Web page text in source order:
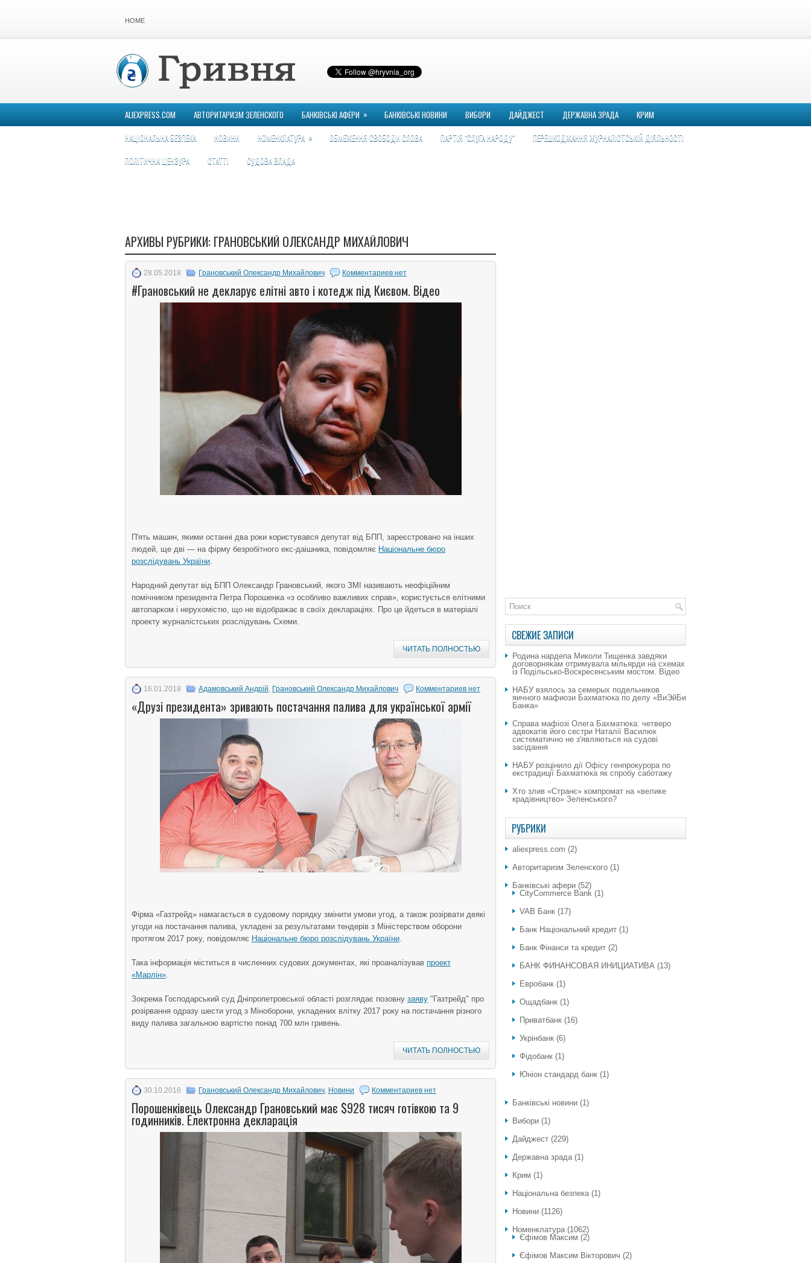
HOME
ALIEXPRESS.COM АВТОРИТАРИЗМ ЗЕЛЕНСКОГО БАНКІВСЬКІ АФЕРИ » БАНКІВСЬКІ НОВИНИ ВИБОРИ ДАЙДЖЕСТ ДЕРЖАВНА ЗРАДА
КРИМ
НАЦІОНАЛЬНА БЕЗПЕКА
НОВИНИ НОМЕНКЛАТУРА » ОБМЕЖЕННЯ СВОБОДИ СЛОВА ПАРТІЯ "СЛУГА НАРОДУ"
ПЕРЕШКОДЖАННЯ ЖУРНАЛІСТСЬКІЙ ДІЯЛЬНОСТІ
ПОЛІТИЧНА ЦЕНЗУРА
СТАТТІ СУДОВА ВЛАДА
АРХИВЫ РУБРИКИ: ГРАНОВСЬКИЙ ОЛЕКСАНДР МИХАЙЛОВИЧ
28.05.2018 Грановський Олександр Михайлович Комментариев нет
#Грановський не декларує елітні авто і котедж під Києвом. Відео
П'ять машин, якими останні два роки користувався депутат від БПП, зареєстровано на інших
людей, ще дві — на фірму безробітного екс-даішника, повідомляє Національне бюро
розслідувань України.
Народний депутат від БПП Олександр Грановський, якого ЗМІ називають неофіційним
помічником президента Петра Порошенка «з особливо важливих справ», користується елітними
автопарком і нерухомістю, що не відображає в своїх деклараціях. Про це йдеться в матеріалі
проекту журналістських розслідувань Схеми.
ЧИТАТЬ ПОЛНОСТЬЮ
16.01.2018 Адамовський Андрій, Грановський Олександр Михайлович Комментариев нет
«Друзі президента» зривають постачання палива для української армії
Фірма «Газтрейд» намагається в судовому порядку змінити умови угод, а також розірвати деякі
угоди на постачання палива, укладені за результатами тендерів з Міністерством оборони
протягом 2017 року, повідомляє Національне бюро розслідувань України.
Така інформація міститься в численних судових документах, які проаналізував проект
«Марлін».
Зокрема Господарський суд Дніпропетровської області розглядає позовну заяву "Газтрейд" про
розірвання одразу шести угод з Міноборони, укладених влітку 2017 року на постачання різного
виду палива загальною вартістю понад 700 млн гривень.
ЧИТАТЬ ПОЛНОСТЬЮ
30.10.2016 Грановський Олександр Михайлович, Новини Комментариев нет
Порошенківець Олександр Грановський має $928 тисяч готівкою та 9
годинників. Електронна декларація
СВЕЖИЕ ЗАПИСИ
Родина нардепа Миколи Тищенка завдяки
договорнякам отримувала мільярди на схемах
із Подільсько-Воскресенським мостом. Відео
НАБУ взялось за семерых подельников
яичного мафиози Бахматюка по делу «ВиЭйБи
Банка»
Справа мафіозі Олега Бахматюка: четверо
адвокатів його сестри Наталії Василюк
систематично не з'являються на судові
засідання
НАБУ розцінило дії Офісу генпрокурора по
екстрадиції Бахматюка як спробу саботажу
Хто злив «Странє» компромат на «велике
крадівництво» Зеленського?
РУБРИКИ
aliexpress.com (2)
Авторитаризм Зеленского (1)
Банківські афери (52)
CityCommerce Bank (1)
VAB Банк (17)
Банк Національний кредит (1)
Банк Фінанси та кредит (2)
БАНК ФИНАНСОВАЯ ИНИЦИАТИВА (13)
Евробанк (1)
Ощадбанк (1)
Приватбанк (16)
Укрінбанк (6)
Фідобанк (1)
Юніон стандард банк (1)
Банківські новини (1)
Вибори (1)
Дайджест (229)
Державна зрада(1)
Крим (1)
Національна безпека(1)
Новини (1126)
Номенклатура(1062)
Єфімов Максим (2)
Єфімов Максим Вікторович (2)